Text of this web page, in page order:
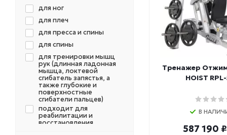
Тренажер
HOIST
В
587 190 ₽
для спины и груди
для спины и рук
для тяги гантелей в
наклоне
для ягодичных мышц
многофункциональный
отводящие
приводящие
приводящие-
отводящие
универсальный
для ног
для плеч
для пресса и спины
для спины
для тренировки мышц
рук (длинная ладонная
мышца, локтевой
сгибатель запястья, а
также глубокие и
поверхностные
сгибатели пальцев)
подходит для
реабилитации и
восстановления